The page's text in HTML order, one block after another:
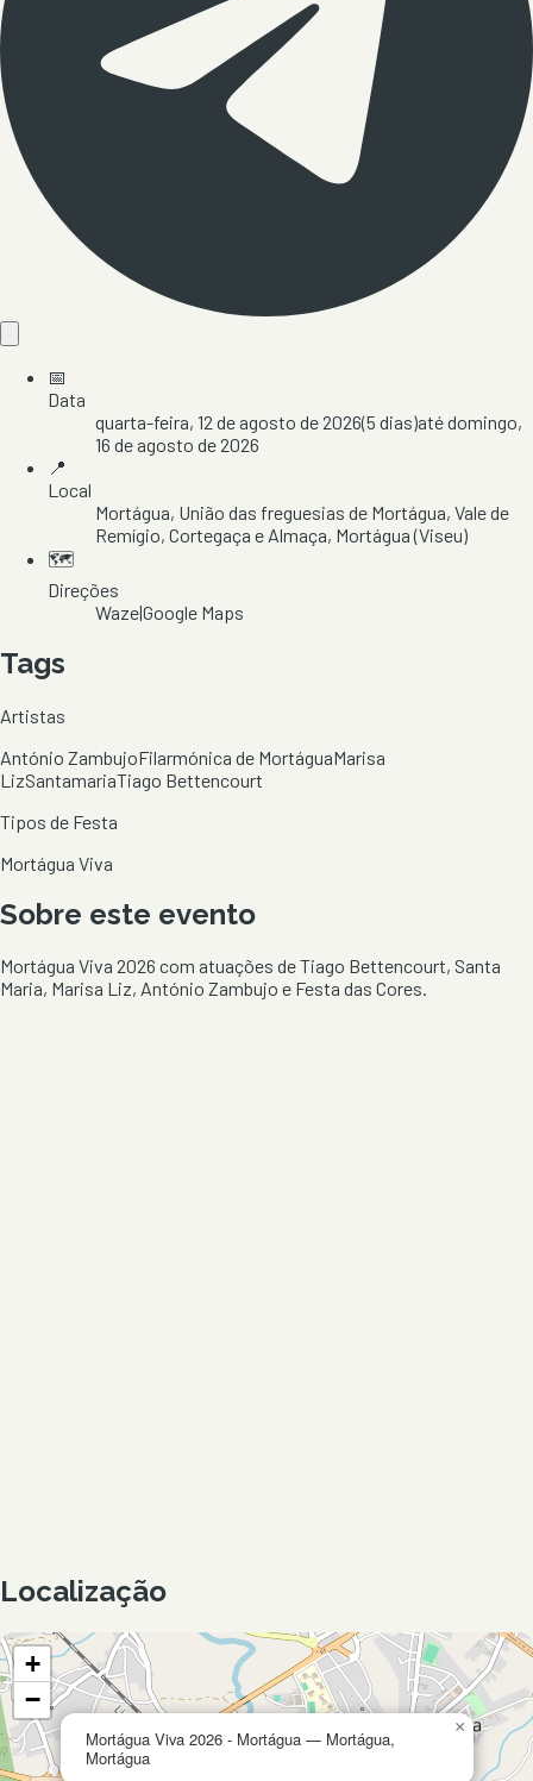
📅
Data
quarta-feira, 12 de agosto de 2026(5 dias)atédomingo,
16 de agosto de 2026
📍
Local
Mortágua, União das freguesias de Mortágua, Vale de
Remígio, Cortegaça e Almaça, Mortágua(Viseu)
🗺️
Direções
Waze|Google Maps
Tags
Artistas
António ZambujoFilarmónica de MortáguaMarisa
LizSantamariaTiago Bettencourt
Tipos de Festa
Mortágua Viva
Sobre este evento
Mortágua Viva 2026 com atuações de Tiago Bettencourt, Santa
Maria, Marisa Liz, António Zambujo e Festa das Cores.
Localização
Mortágua Viva 2026 - Mortágua — Mortágua,
Mortágua
×
+
−